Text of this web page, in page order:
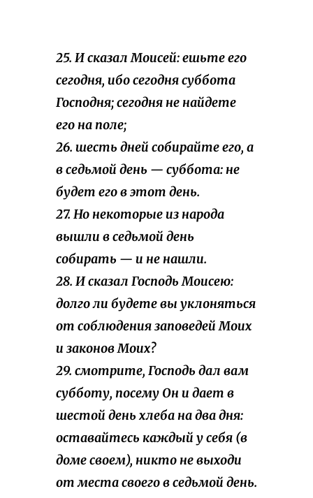
25. И сказал Моисей: ешьте его
сегодня, ибо сегодня суббота
Господня; сегодня не найдете
его на поле;
26. шесть дней собирайте его, а
в седьмой день — суббота: не
будет его вэтот день.
27. Но некоторыеиз народа
вышли в седьмой день
собирать — и не нашли.
28. И сказал Господь Моисею:
долго ли будете вы уклоняться
от соблюдения заповедей Моих
и законов Моих?
29. смотрите, Господь дал вам
субботу, посему Он и дает в
шестой день хлеба на два дня:
оставайтесь каждый у себя (в
доме своем), никто не выходи
от места своего в седьмой день.